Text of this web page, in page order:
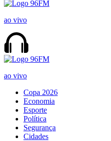
ao vivo
ao vivo
Copa 2026
Economia
Esporte
Política
Segurança
Cidades